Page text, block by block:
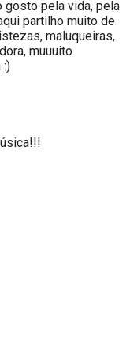
gosto pela vida, pela
partilho muito de
maluqueiras,
muuuito
:)